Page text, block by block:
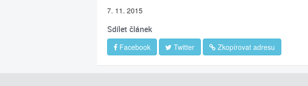
7. 11. 2015
Sdílet článek
Facebook Twitter Zkopírovat adresu